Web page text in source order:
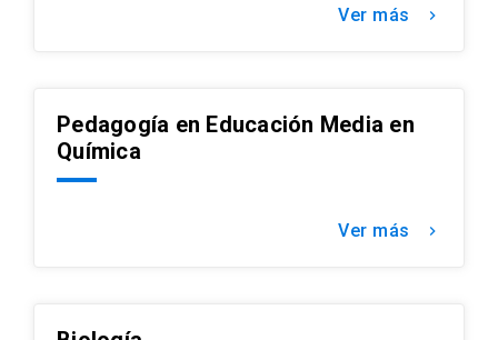
Ver más keyboard_arrow_right
Pedagogía en Educación Media en
Química
Ver más keyboard_arrow_right